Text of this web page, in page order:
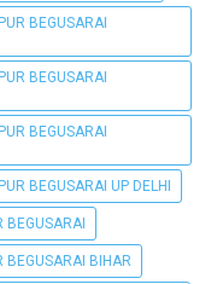
BEGUSARAI
BEGUSARAI
BEGUSARAI
BEGUSARAI UP DELHI
BEGUSARAI
BEGUSARAI BIHAR